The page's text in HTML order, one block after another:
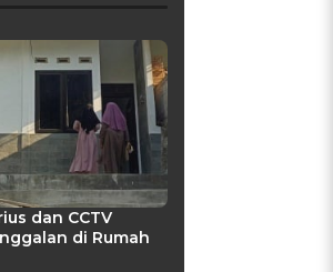
dan CCTV
di Rumah